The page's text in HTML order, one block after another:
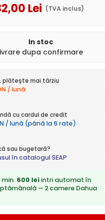
,00 Lei (TVA inclus)
In stoc
dupa confirmare
plătește mai târziu
/ lună
cu cardul de credit
/ lună (până la 6 rate)
sau bugetară?
în catalogul SEAP
min. 600 leiintri automat în
— 2 camere Dahua